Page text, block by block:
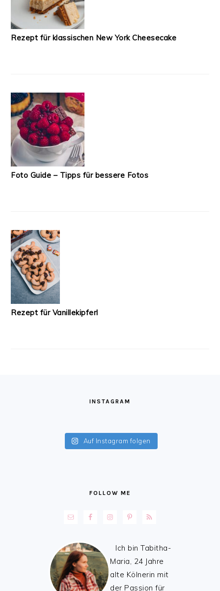
Rezept für klassischen New York Cheesecake
Foto Guide – Tipps für bessere Fotos
Rezept für Vanillekipferl
INSTAGRAM
Auf Instagram folgen
FOLLOW ME
Ich bin Tabitha-
Maria, 24 Jahre
alte Kölnerin mit
der Passion für